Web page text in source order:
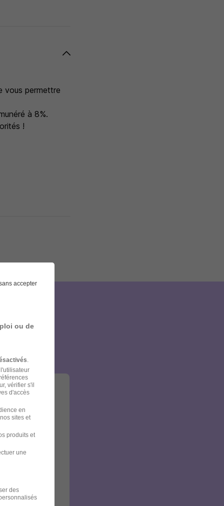
vous permettre
à 8%.
!
accepter
ou de
.
vérifier s'il
d'accès
en
sites et
produits et
une
des